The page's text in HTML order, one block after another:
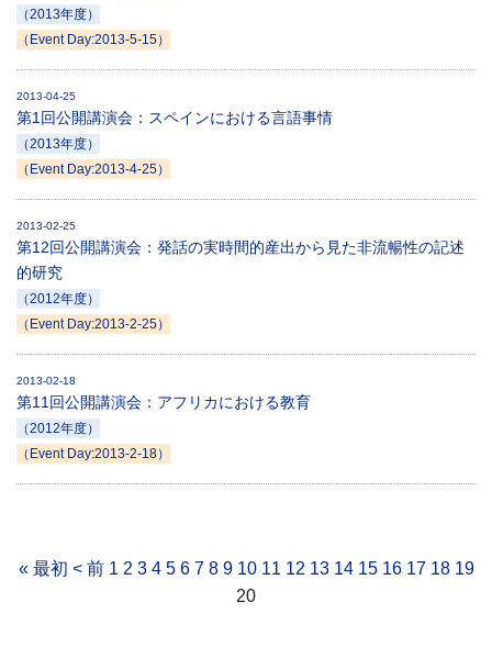
（2013年度）
（Event Day:2013-5-15）
2013-04-25
第1回公開講演会：スペインにおける言語事情
（2013年度）
（Event Day:2013-4-25）
2013-02-25
第12回公開講演会：発話の実時間的産出から見た非流暢性の記述
的研究
（2012年度）
（Event Day:2013-2-25）
2013-02-18
第11回公開講演会：アフリカにおける教育
（2012年度）
（Event Day:2013-2-18）
« 最初 < 前 1 2 3 4 5 6 7 8 9 10 11 12 13 14 15 16 17 18 19
20